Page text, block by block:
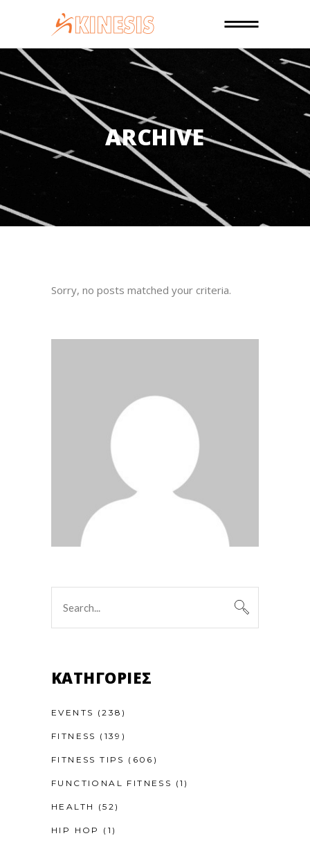
ARCHIVE
Sorry, no posts matched your criteria.
for:
KΑΤΗΓΟΡΊΕΣ
EVENTS (238)
FITNESS (139)
FITNESS TIPS (606)
FUNCTIONAL FITNESS (1)
HEALTH (52)
HIP HOP (1)